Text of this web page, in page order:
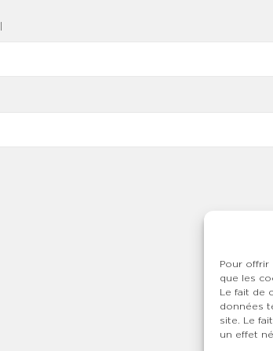
Pour offrir
que les
Le fait de
données
site. Le
un effet